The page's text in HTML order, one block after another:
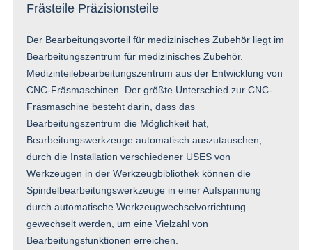
Frästeile Präzisionsteile
Der Bearbeitungsvorteil für medizinisches Zubehör liegt im
Bearbeitungszentrum für medizinisches Zubehör.
Medizinteilebearbeitungszentrum aus der Entwicklung von
CNC-Fräsmaschinen. Der größte Unterschied zur CNC-
Fräsmaschine besteht darin, dass das
Bearbeitungszentrum die Möglichkeit hat,
Bearbeitungswerkzeuge automatisch auszutauschen,
durch die Installation verschiedener USES von
Werkzeugen in der Werkzeugbibliothek können die
Spindelbearbeitungswerkzeuge in einer Aufspannung
durch automatische Werkzeugwechselvorrichtung
gewechselt werden, um eine Vielzahl von
Bearbeitungsfunktionen erreichen.